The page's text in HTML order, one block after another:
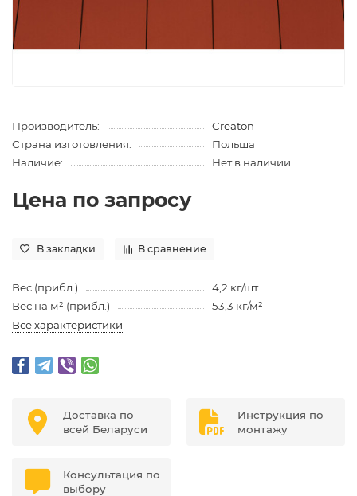
Производитель:
Creaton
Страна изготовления:
Польша
Наличие:
Нет в наличии
Цена по запросу
В закладки В сравнение
Вес (прибл.)
4,2 кг/шт.
Вес на м² (прибл.)
53,3 кг/м²
Все характеристики
Доставка по
всей Беларуси
Инструкция по
монтажу
Консультация по
выбору